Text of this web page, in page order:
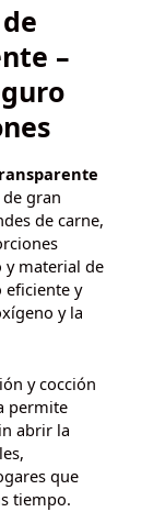
–
gran
de carne,
y material de
eficiente y
y la
y cocción
permite
abrir la
que
tiempo.